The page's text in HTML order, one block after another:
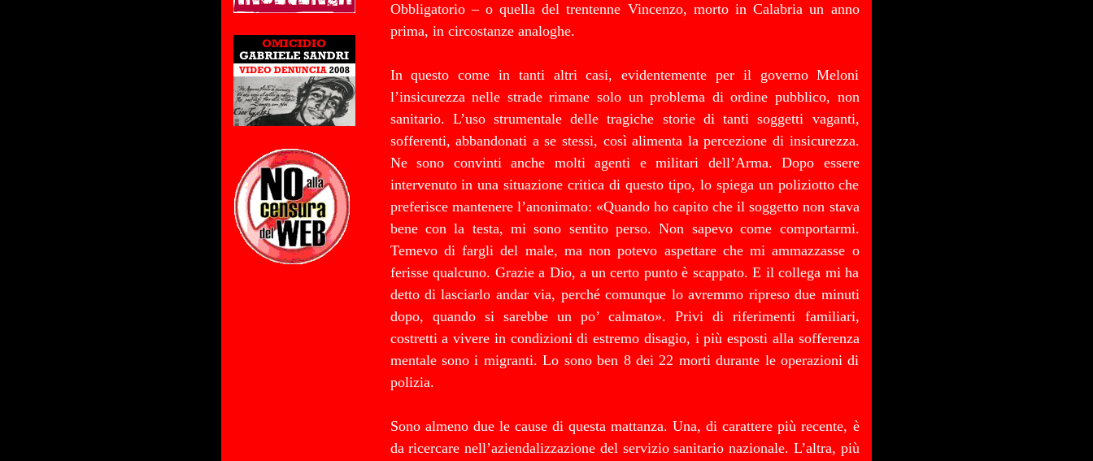
Obbligatorio – o quella del trentenne Vincenzo, morto in Calabria un anno
prima, in circostanze analoghe.
In questo come in tanti altri casi, evidentemente per il governo Meloni
l’insicurezza nelle strade rimane solo un problema di ordine pubblico, non
sanitario. L’uso strumentale delle tragiche storie di tanti soggetti vaganti,
sofferenti, abbandonati a se stessi, così alimenta la percezione di insicurezza.
Ne sono convinti anche molti agenti e militari dell’Arma. Dopo essere
intervenuto in una situazione critica di questo tipo, lo spiega un poliziotto che
preferisce mantenere l’anonimato: «Quando ho capito che il soggetto non stava
bene con la testa, mi sono sentito perso. Non sapevo come comportarmi.
Temevo di fargli del male, ma non potevo aspettare che mi ammazzasse o
ferisse qualcuno. Grazie a Dio, a un certo punto è scappato. E il collega mi ha
detto di lasciarlo andar via, perché comunque lo avremmo ripreso due minuti
dopo, quando si sarebbe un po’ calmato». Privi di riferimenti familiari,
costretti a vivere in condizioni di estremo disagio, i più esposti alla sofferenza
mentale sono i migranti. Lo sono ben 8 dei 22 morti durante le operazioni di
polizia.
Sono almeno due le cause di questa mattanza. Una, di carattere più recente, è
da ricercare nell’aziendalizzazione del servizio sanitario nazionale. L’altra, più